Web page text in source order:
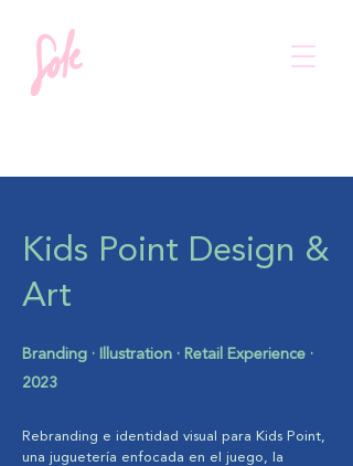
Kids Point Design &
Art
Branding · Illustration · Retail Experience ·
2023
Rebranding e identidad visual para Kids Point,
una juguetería enfocada en el juego, la